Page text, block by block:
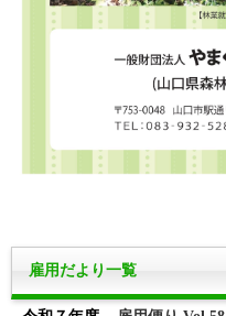
雇用だより一覧